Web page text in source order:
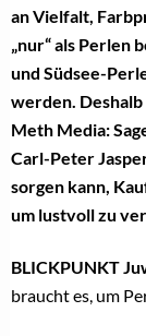
an Vielfalt,
„nur“ als Perlen
und Südsee-
werden.
Meth Media:
Carl-Peter
sorgen kann,
um lustvoll zu
BLICKPUNKT
braucht es, um